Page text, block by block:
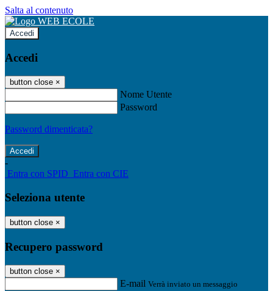
Salta al contenuto
Accedi
Accedi
button close ×
Nome Utente
Password
Password dimenticata?
-
Entra con SPID Entra con CIE
Seleziona utente
button close ×
Recupero password
button close ×
E-mail Verrà inviato un messaggio